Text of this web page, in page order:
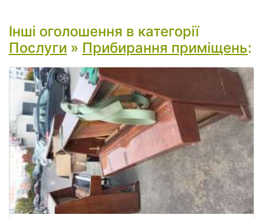
Інші оголошення в категорії
Послуги » Прибирання приміщень: